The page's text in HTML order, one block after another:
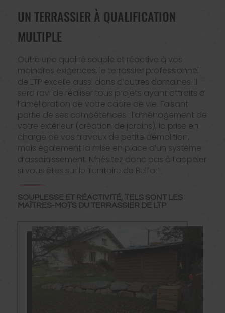
UN TERRASSIER À QUALIFICATION
MULTIPLE
Outre une qualité souple et réactive à vos
moindres exigences, le terrassier professionnel
de LTP excelle aussi dans d’autres domaines. Il
sera ravi de réaliser tous projets ayant attraits à
l’amélioration de votre cadre de vie. Faisant
partie de ses compétences : l’aménagement de
votre extérieur (création de jardins), la prise en
charge de vos travaux de petite démolition,
mais également la mise en place d’un système
d’assainissement. N’hésitez donc pas à l’appeler
si vous êtes sur le Territoire de Belfort.
SOUPLESSE ET RÉACTIVITÉ, TELS SONT LES
MAÎTRES-MOTS DU TERRASSIER DE LTP